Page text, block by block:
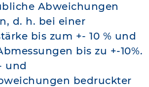
Abweichungen
d. h. bei einer
bis zum +- 10 % und
bis zu +-10%.
und
bedruckter